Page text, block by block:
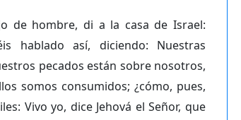
de hombre, di a la casa de Israel:
hablado así, diciendo: Nuestras
pecados están sobre nosotros,
somos consumidos; ¿cómo, pues,
Vivo yo, dice Jehová el Señor, que